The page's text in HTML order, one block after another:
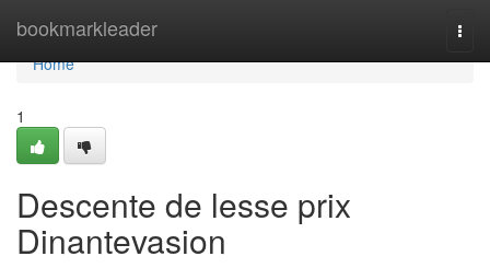
bookmarkleader
Home
Home
1
Descente de lesse prix
Dinantevasion